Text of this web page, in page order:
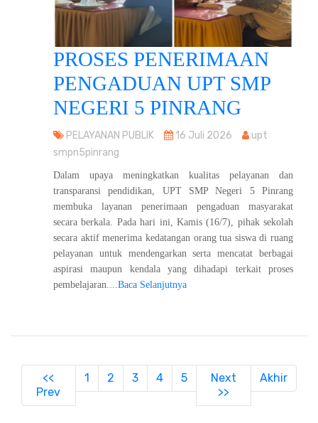
PROSES PENERIMAAN
PENGADUAN UPT SMP
NEGERI 5 PINRANG
PELAYANAN PUBLIK 16 Juli 2026
upt
smpn5pinrang
Dalam upaya meningkatkan kualitas pelayanan dan
transparansi pendidikan, UPT SMP Negeri 5 Pinrang
membuka layanan penerimaan pengaduan masyarakat
secara berkala. Pada hari ini, Kamis (16/7), pihak sekolah
secara aktif menerima kedatangan orang tua siswa di ruang
pelayanan untuk mendengarkan serta mencatat berbagai
aspirasi maupun kendala yang dihadapi terkait proses
pembelajaran.... Baca Selanjutnya
<<
Prev
1 2 3(current)
4 5
Next
>>
Akhir